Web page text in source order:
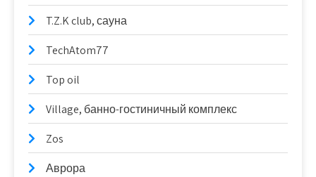
T.Z.K club, сауна
TechAtom77
Top oil
Village, банно-гостиничный комплекс
Zos
Аврора